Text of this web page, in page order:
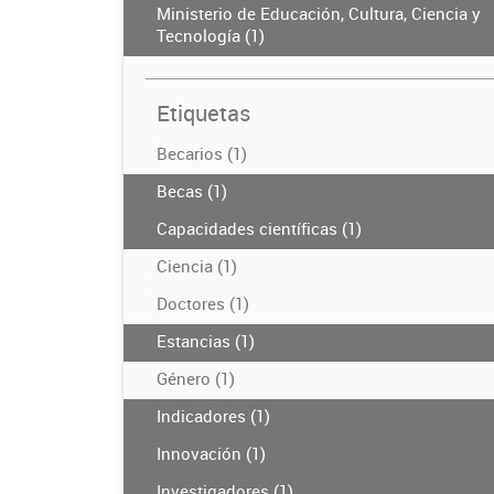
Ministerio de Educación, Cultura, Ciencia y
Tecnología (1)
Etiquetas
Becarios (1)
Becas (1)
Capacidades científicas (1)
Ciencia (1)
Doctores (1)
Estancias (1)
Género (1)
Indicadores (1)
Innovación (1)